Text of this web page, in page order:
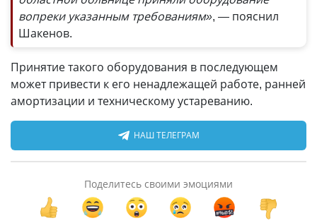
вопреки указанным требованиям», — пояснил
Шакенов.
Принятие такого оборудования в последующем
может привести к его ненадлежащей работе, ранней
амортизации и техническому устареванию.
НАШ ТЕЛЕГРАМ
Поделитесь своими эмоциями